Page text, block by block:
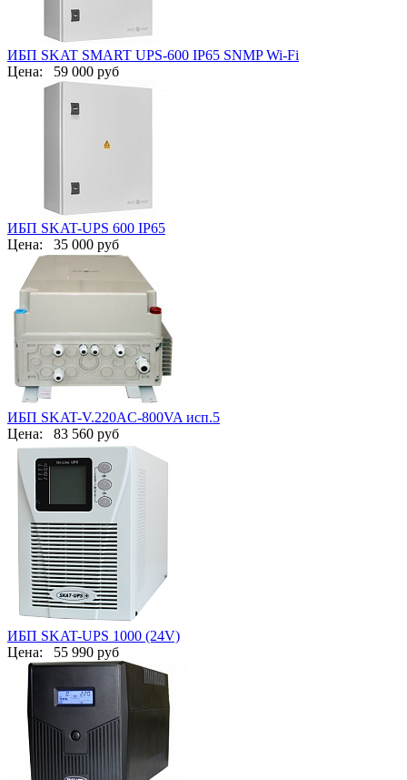
ИБП SKAT SMART UPS-600 IP65 SNMP Wi-Fi
Цена: 59 000 руб
ИБП SKAT-UPS 600 IP65
Цена: 35 000 руб
ИБП SKAT-V.220AC-800VA исп.5
Цена: 83 560 руб
ИБП SKAT-UPS 1000 (24V)
Цена: 55 990 руб